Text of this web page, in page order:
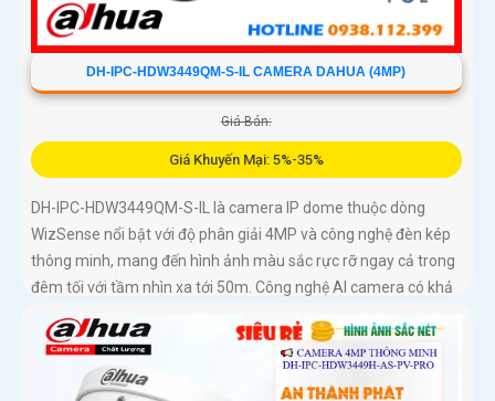
DH-IPC-HDW3449QM-S-IL CAMERA DAHUA (4MP)
Giá Bán:
Giá Khuyến Mại: 5%-35%
DH-IPC-HDW3449QM-S-IL là camera IP dome thuộc dòng
WizSense nổi bật với độ phân giải 4MP và công nghệ đèn kép
thông minh, mang đến hình ảnh màu sắc rực rỡ ngay cả trong
đêm tối với tầm nhìn xa tới 50m. Công nghệ AI camera có khả
năng nhận diện chính xác người và phương tiện, kết hợp với
tính năng đàm thoại hai chiều, hỗ trợ khe thẻ nhớ lên đến
512GB đáp ứng hoàn hảo an ninh